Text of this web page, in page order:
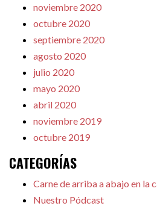
noviembre 2020
octubre 2020
septiembre 2020
agosto 2020
julio 2020
mayo 2020
abril 2020
noviembre 2019
octubre 2019
CATEGORÍAS
Carne de arriba a abajo en la
Nuestro Pódcast